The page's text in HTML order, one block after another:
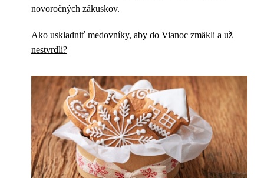
novoročných zákuskov.
Ako uskladniť medovníky, aby do Vianoc zmäkli a už
nestvrdli?